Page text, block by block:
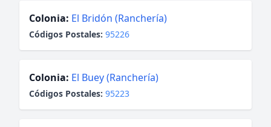
Colonia: El Bridón (Ranchería)
Códigos Postales: 95226
Colonia: El Buey (Ranchería)
Códigos Postales: 95223